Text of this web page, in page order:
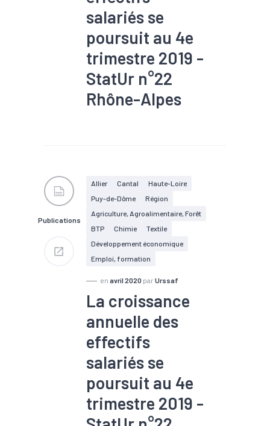
salariés se
poursuit au 4e
trimestre 2019 -
StatUr n°22
Rhône-Alpes
#Embauche
#Emploi
#Industrie
#Informatique
#Interim
#Métallurgie
#Pharmacie
#Plasturgie
Publications
Allier Cantal
Haute-Loire
Puy-de-Dôme
Région
Agriculture, Agroalimentaire, Forêt
BTP
Chimie
Textile
Développement économique
Emploi, formation
en avril 2020 par Urssaf
La croissance
annuelle des
effectifs
salariés se
poursuit au 4e
trimestre 2019 -